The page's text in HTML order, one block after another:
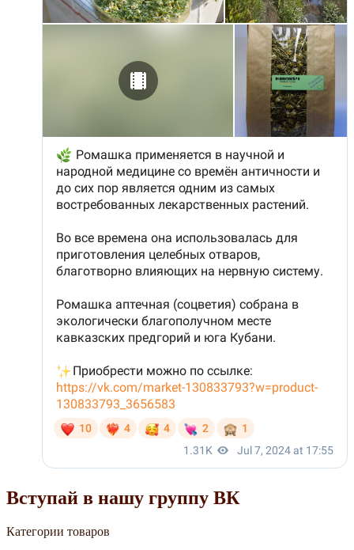
Вступай в нашу группу ВК
Категории товаров